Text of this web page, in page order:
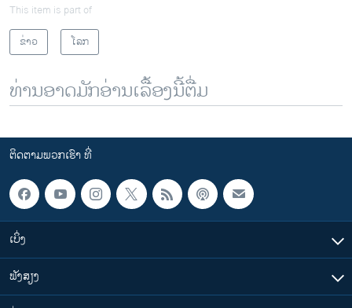
This item is part of
ຂ່າວ
ໂລກ
ທ່ານອາດມັກອ່ານເລື້ອງນີ້ຕື່ມ
ຕິດຕາມພວກເຮົາ ທີ່
ເບິ່ງ
ຟັງສຽງ